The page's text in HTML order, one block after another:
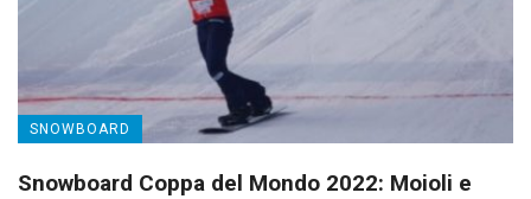
SNOWBOARD
Snowboard Coppa del Mondo 2022: Moioli e